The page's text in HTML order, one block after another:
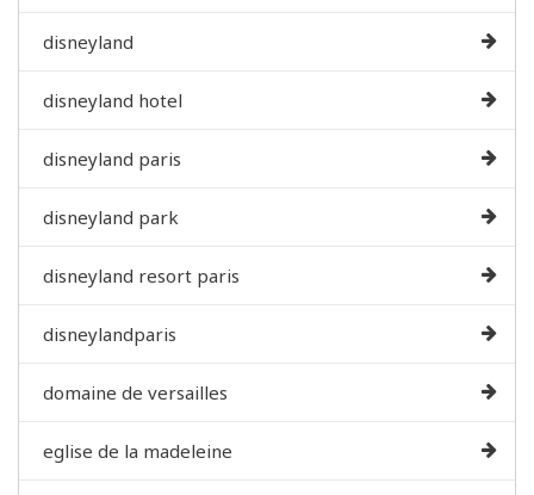
disneyland
disneyland hotel
disneyland paris
disneyland park
disneyland resort paris
disneylandparis
domaine de versailles
eglise de la madeleine